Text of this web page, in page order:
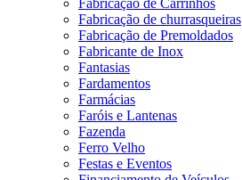
Fabricação de Carrinhos
Fabricação de churrasqueiras
Fabricação de Premoldados
Fabricante de Inox
Fantasias
Fardamentos
Farmácias
Faróis e Lantenas
Fazenda
Ferro Velho
Festas e Eventos